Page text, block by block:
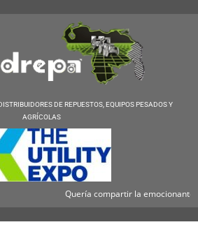
DE REPUESTOS, EQUIPOS PESADOS Y
AGRÍCOLAS
Quería compartir la emocionante